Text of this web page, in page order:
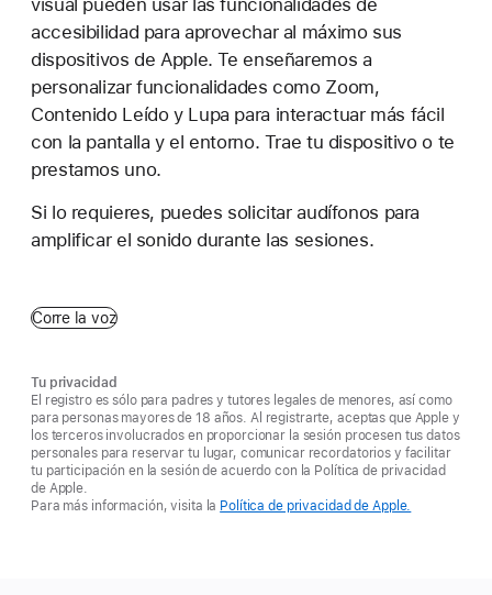
accesibilidad para aprovechar al máximo sus
dispositivos de Apple. Te enseñaremos a
personalizar funcionalidades como Zoom,
Contenido Leído y Lupa para interactuar más fácil
con la pantalla y el entorno. Trae tu dispositivo o te
prestamos uno.
Si lo requieres, puedes solicitar audífonos para
amplificar el sonido durante las sesiones.
Corre la voz
Tu privacidad
El registro es sólo para padres y tutores legales de menores, así como
para personas mayores de 18 años. Al registrarte, aceptas que Apple y
los terceros involucrados en proporcionar la sesión procesen tus datos
personales para reservar tu lugar, comunicar recordatorios y facilitar
tu participación en la sesión de acuerdo con la Política de privacidad
de Apple.
Para más información, visita la Política de privacidad de Apple.